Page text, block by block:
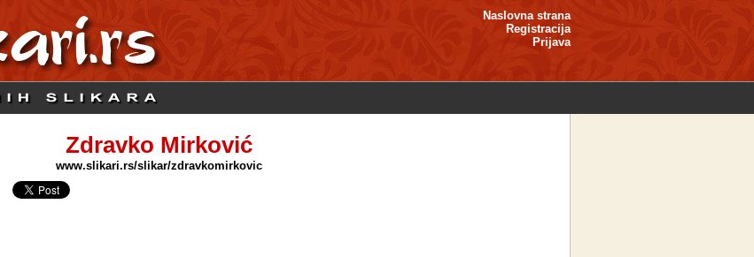
Naslovna strana
Registracija
Prijava
Zdravko Mirković
www.slikari.rs/slikar/zdravkomirkovic